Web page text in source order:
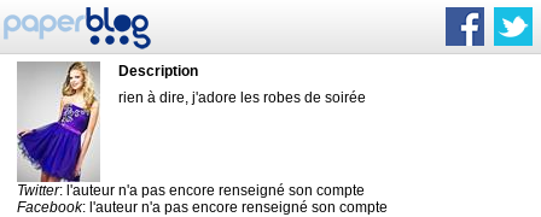
Description
rien à dire, j'adore les robes de soirée
Twitter: l'auteur n'a pas encore renseigné son compte
Facebook: l'auteur n'a pas encore renseigné son compte